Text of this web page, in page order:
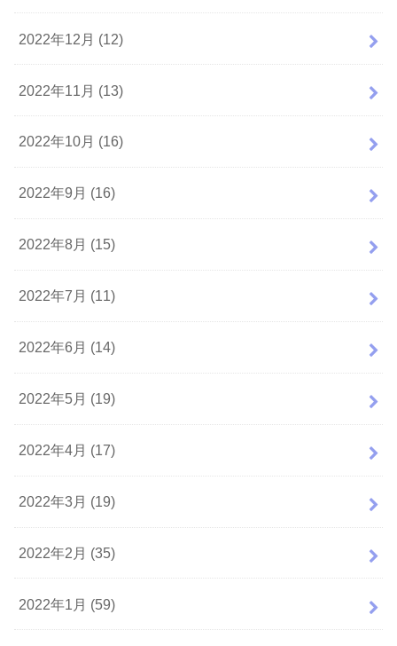
2022年12月 (12)
2022年11月 (13)
2022年10月 (16)
2022年9月 (16)
2022年8月 (15)
2022年7月 (11)
2022年6月 (14)
2022年5月 (19)
2022年4月 (17)
2022年3月 (19)
2022年2月 (35)
2022年1月 (59)